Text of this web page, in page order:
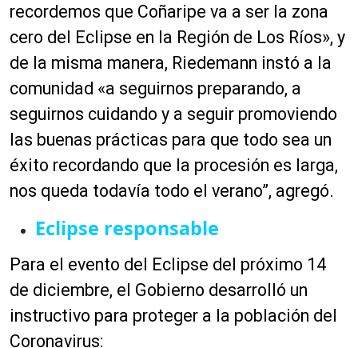
recordemos que Coñaripe va a ser la zona
cero del Eclipse en la Región de Los Ríos», y
de la misma manera, Riedemann instó a la
comunidad «a seguirnos preparando, a
seguirnos cuidando y a seguir promoviendo
las buenas prácticas para que todo sea un
éxito recordando que la procesión es larga,
nos queda todavía todo el verano”, agregó.
Eclipse responsable
Para el evento del Eclipse del próximo 14
de diciembre, el Gobierno desarrolló un
instructivo para proteger a la población del
Coronavirus: